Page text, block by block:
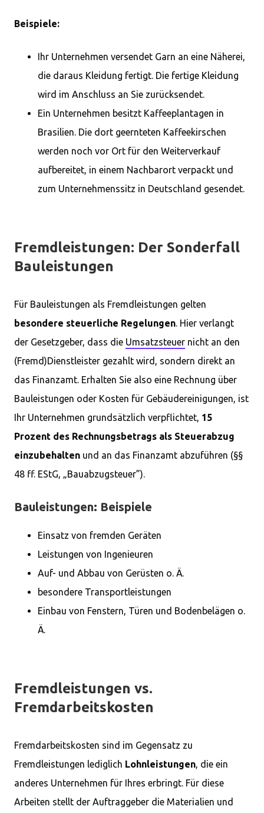
Beispiele:
Ihr Unternehmen versendet Garn an eine Näherei,
die daraus Kleidung fertigt. Die fertige Kleidung
wird im Anschluss an Sie zurücksendet.
Ein Unternehmen besitzt Kaffeeplantagen in
Brasilien. Die dort geernteten Kaffeekirschen
werden noch vor Ort für den Weiterverkauf
aufbereitet, in einem Nachbarort verpackt und
zum Unternehmenssitz in Deutschland gesendet.
Fremdleistungen: Der Sonderfall
Bauleistungen
Für Bauleistungen als Fremdleistungen gelten
besondere steuerliche Regelungen. Hier verlangt
der Gesetzgeber, dass die Umsatzsteuer nicht an den
(Fremd)Dienstleister gezahlt wird, sondern direkt an
das Finanzamt. Erhalten Sie also eine Rechnung über
Bauleistungen oder Kosten für Gebäudereinigungen, ist
Ihr Unternehmen grundsätzlich verpflichtet, 15
Prozent des Rechnungsbetrags als Steuerabzug
einzubehalten und an das Finanzamt abzuführen (§§
48 ff. EStG, „Bauabzugsteuer”).
Bauleistungen: Beispiele
Einsatz von fremden Geräten
Leistungen von Ingenieuren
Auf- und Abbau von Gerüsten o. Ä.
besondere Transportleistungen
Einbau von Fenstern, Türen und Bodenbelägen o.
Ä.
Fremdleistungen vs.
Fremdarbeitskosten
Fremdarbeitskosten sind im Gegensatz zu
Fremdleistungen lediglich Lohnleistungen, die ein
anderes Unternehmen für Ihres erbringt. Für diese
Arbeiten stellt der Auftraggeber die Materialien und